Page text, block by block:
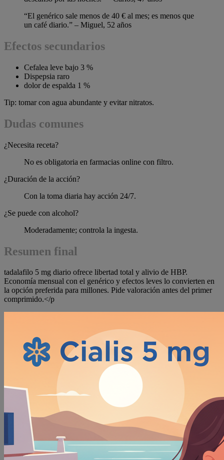
“El genérico sale menos de 40 € al mes; es menos que
un café diario.” – Miguel, 52 años
Efectos secundarios
Cefalea leve bajo 3 %
Dispepsia raro
dolor de espalda 1 %
Tip: tomar con agua abundante y evitar nitratos.
Dudas comunes
¿Necesita receta?
No es obligatoria en farmacias online con filtro.
¿Duración de la acción?
Con la toma diaria hay acción 24/7.
¿Se puede con alcohol?
Moderadamente; controla la ingesta.
Resumen final
tadalafilo 5 mg diario ofrece libertad total y alivio de HBP.
Economía mensual con el genérico y efectos leves lo convierten en
la opción preferida para millones. Pide valoración antes del primer
comprimido.</p